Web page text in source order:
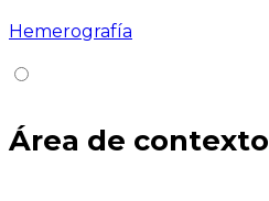
Hemerografía
Área de contexto